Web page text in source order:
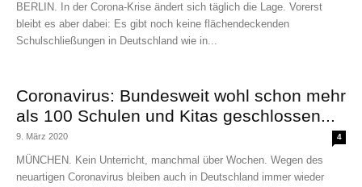
BERLIN. In der Corona-Krise ändert sich täglich die Lage. Vorerst
bleibt es aber dabei: Es gibt noch keine flächendeckenden
Schulschließungen in Deutschland wie in...
Coronavirus: Bundesweit wohl schon mehr
als 100 Schulen und Kitas geschlossen...
9. März 2020 4
MÜNCHEN. Kein Unterricht, manchmal über Wochen. Wegen des
neuartigen Coronavirus bleiben auch in Deutschland immer wieder